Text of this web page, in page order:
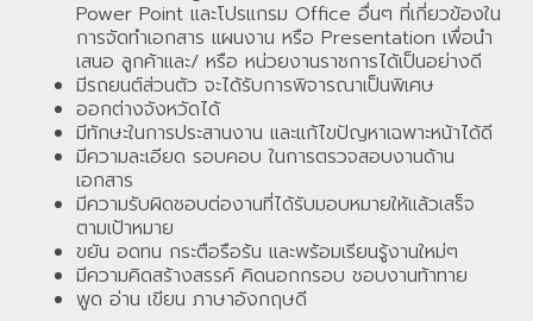
Power Point และโปรแกรม Office อื่นๆ ที่เกี่ยวข้องใน
การจัดทำเอกสาร แผนงาน หรือ Presentation เพื่อนำ
เสนอ ลูกค้าและ/ หรือ หน่วยงานราชการได้เป็นอย่างดี
มีรถยนต์ส่วนตัว จะได้รับการพิจารณาเป็นพิเศษ
ออกต่างจังหวัดได้
มีทักษะในการประสานงาน และแก้ไขปัญหาเฉพาะหน้าได้ดี
มีความละเอียด รอบคอบ ในการตรวจสอบงานด้าน
เอกสาร
มีความรับผิดชอบต่องานที่ได้รับมอบหมายให้แล้วเสร็จ
ตามเป้าหมาย
ขยัน อดทน กระตือรือร้น และพร้อมเรียนรู้งานใหม่ๆ
มีความคิดสร้างสรรค์ คิดนอกกรอบ ชอบงานท้าทาย
พูด อ่าน เขียน ภาษาอังกฤษดี